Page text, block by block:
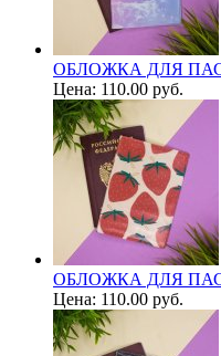
ОБЛОЖКА ДЛЯ
Цена: 110.00 руб.
ОБЛОЖКА ДЛЯ
Цена: 110.00 руб.